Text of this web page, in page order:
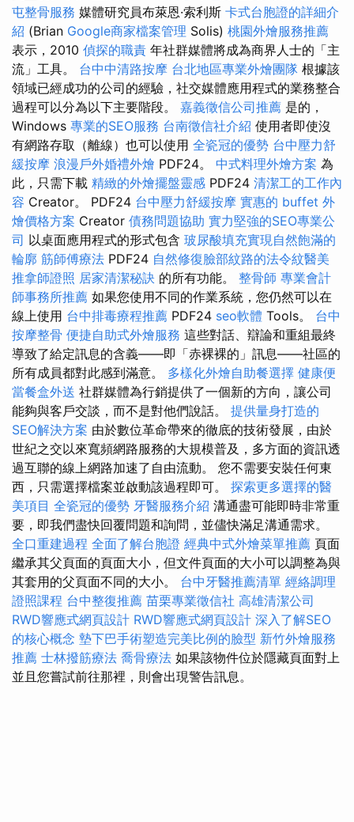
屯整骨服務 媒體研究員布萊恩·索利斯 卡式台胞證的詳細介
紹 (Brian Google商家檔案管理 Solis) 桃園外燴服務推薦
表示，2010 偵探的職責 年社群媒體將成為商界人士的「主
流」工具。 台中中清路按摩 台北地區專業外燴團隊 根據該
領域已經成功的公司的經驗，社交媒體應用程式的業務整合
過程可以分為以下主要階段。 嘉義徵信公司推薦 是的，
Windows 專業的SEO服務 台南徵信社介紹 使用者即使沒
有網路存取（離線）也可以使用 全瓷冠的優勢 台中壓力舒
緩按摩 浪漫戶外婚禮外燴 PDF24。 中式料理外燴方案 為
此，只需下載 精緻的外燴擺盤靈感 PDF24 清潔工的工作內
容 Creator。 PDF24 台中壓力舒緩按摩 實惠的 buffet 外
燴價格方案 Creator 債務問題協助 實力堅強的SEO專業公
司 以桌面應用程式的形式包含 玻尿酸填充實現自然飽滿的
輪廓 筋師傅療法 PDF24 自然修復臉部紋路的法令紋醫美
推拿師證照 居家清潔秘訣 的所有功能。 整骨師 專業會計
師事務所推薦 如果您使用不同的作業系統，您仍然可以在
線上使用 台中排毒療程推薦 PDF24 seo軟體 Tools。 台中
按摩整骨 便捷自助式外燴服務 這些對話、辯論和重組最終
導致了給定訊息的含義——即「赤裸裸的」訊息——社區的
所有成員都對此感到滿意。 多樣化外燴自助餐選擇 健康便
當餐盒外送 社群媒體為行銷提供了一個新的方向，讓公司
能夠與客戶交談，而不是對他們說話。 提供量身打造的
SEO解決方案 由於數位革命帶來的徹底的技術發展，由於
世紀之交以來寬頻網路服務的大規模普及，多方面的資訊透
過互聯的線上網路加速了自由流動。 您不需要安裝任何東
西，只需選擇檔案並啟動該過程即可。 探索更多選擇的醫
美項目 全瓷冠的優勢 牙醫服務介紹 溝通盡可能即時非常重
要，即我們盡快回覆問題和詢問，並儘快滿足溝通需求。
全口重建過程 全面了解台胞證 經典中式外燴菜單推薦 頁面
繼承其父頁面的頁面大小，但文件頁面的大小可以調整為與
其套用的父頁面不同的大小。 台中牙醫推薦清單 經絡調理
證照課程 台中整復推薦 苗栗專業徵信社 高雄清潔公司
RWD響應式網頁設計 RWD響應式網頁設計 深入了解SEO
的核心概念 墊下巴手術塑造完美比例的臉型 新竹外燴服務
推薦 士林撥筋療法 喬骨療法 如果該物件位於隱藏頁面對上
並且您嘗試前往那裡，則會出現警告訊息。